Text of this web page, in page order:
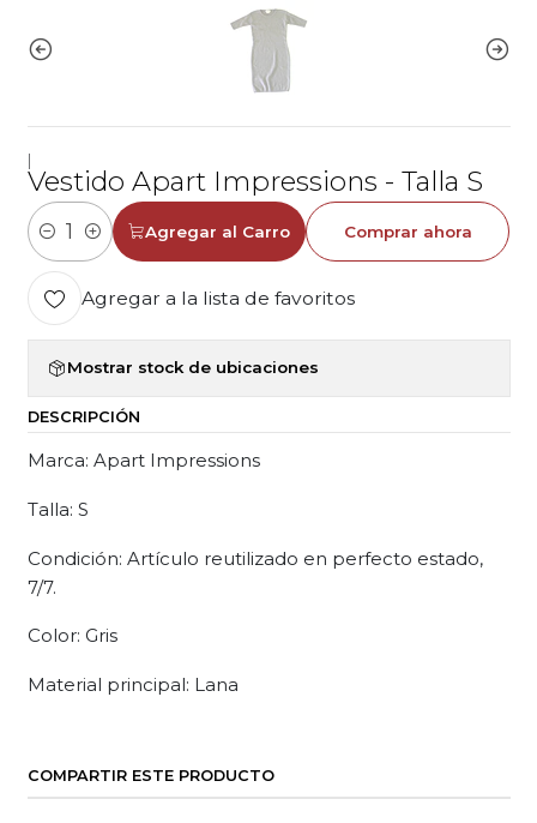
Vestido Apart Impressions - Talla S
Cantidad
Agregar al Carro Comprar ahora
Agregar a la lista de favoritos
Mostrar stock de ubicaciones
DESCRIPCIÓN
Marca: Apart Impressions
Talla: S
Condición: Artículo reutilizado en perfecto estado,
7/7.
Color: Gris
Material principal: Lana
COMPARTIR ESTE PRODUCTO